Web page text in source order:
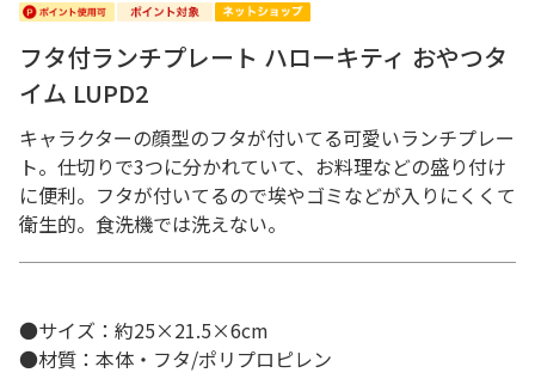
フタ付ランチプレート ハローキティ おやつタ
イム LUPD2
キャラクターの顔型のフタが付いてる可愛いランチプレー
ト。仕切りで3つに分かれていて、お料理などの盛り付け
に便利。フタが付いてるので埃やゴミなどが入りにくくて
衛生的。食洗機では洗えない。
●サイズ：約25×21.5×6cm
●材質：本体・フタ/ポリプロピレン